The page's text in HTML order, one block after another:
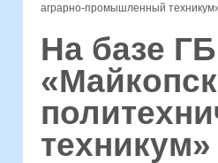
аграрно-промышленный
На базе
техникум»